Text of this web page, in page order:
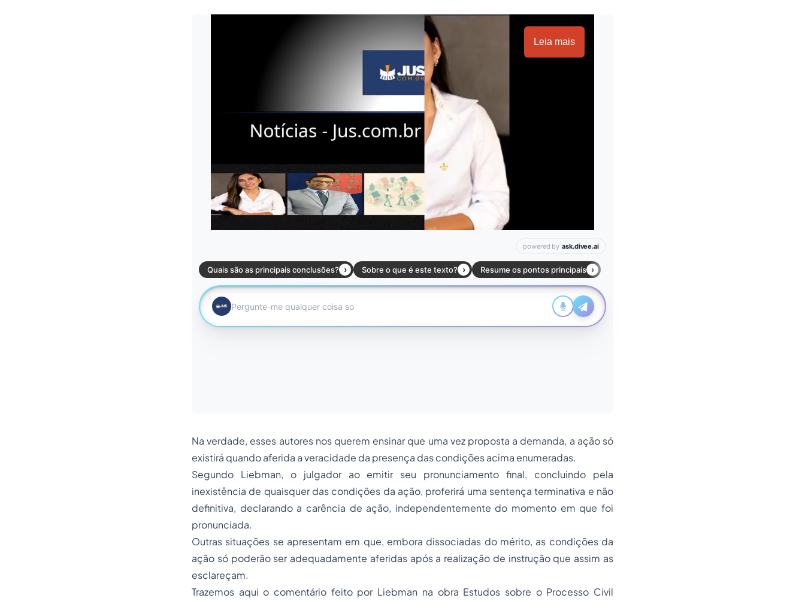
Leia mais
Na verdade, esses autores nos querem ensinar que uma vez proposta a demanda, a ação só
existirá quando aferida a veracidade da presença das condições acima enumeradas.
Segundo Liebman, o julgador ao emitir seu pronunciamento final, concluindo pela
inexistência de quaisquer das condições da ação, proferirá uma sentença terminativa e não
definitiva, declarando a carência de ação, independentemente do momento em que foi
pronunciada.
Outras situações se apresentam em que, embora dissociadas do mérito, as condições da
ação só poderão ser adequadamente aferidas após a realização de instrução que assim as
esclareçam.
Trazemos aqui o comentário feito por Liebman na obra Estudos sobre o Processo Civil